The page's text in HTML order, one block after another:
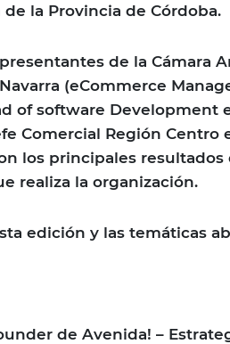
la Provincia de Córdoba.
de la Cámara
(eCommerce
of software Development
Comercial Región Centro
los principales
realiza la organización.
edición y las temáticas
de Avenida! –